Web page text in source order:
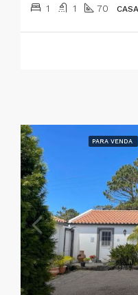
1 1 70
PARA VENDA